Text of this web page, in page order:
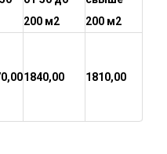
200 м2
200 м2
1840,00 1810,00